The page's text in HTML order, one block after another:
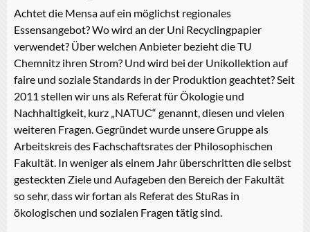
Achtet die Mensa auf ein möglichst regionales
Essensangebot? Wo wird an der Uni Recyclingpapier
verwendet? Über welchen Anbieter bezieht die TU
Chemnitz ihren Strom? Und wird bei der Unikollektion auf
faire und soziale Standards in der Produktion geachtet? Seit
2011 stellen wir uns als Referat für Ökologie und
Nachhaltigkeit, kurz „NATUC“ genannt, diesen und vielen
weiteren Fragen. Gegründet wurde unsere Gruppe als
Arbeitskreis des Fachschaftsrates der Philosophischen
Fakultät. In weniger als einem Jahr überschritten die selbst
gesteckten Ziele und Aufageben den Bereich der Fakultät
so sehr, dass wir fortan als Referat des StuRas in
ökologischen und sozialen Fragen tätig sind.